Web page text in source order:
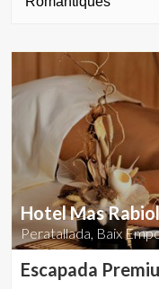
Hotel Mas Rabiol
Peratallada, Baix
Escapada